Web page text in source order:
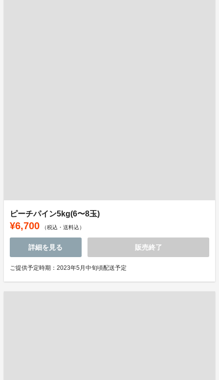
ピーチパイン5kg(6〜8玉)
¥6,700 （税込・送料込）
詳細を見る 販売終了
ご提供予定時期：2023年5月中旬頃配送予定